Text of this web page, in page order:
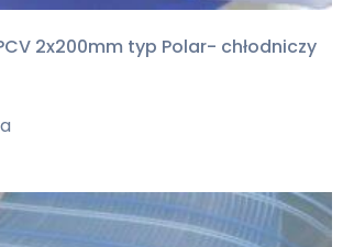
2x200mm typ Polar- chłodniczy